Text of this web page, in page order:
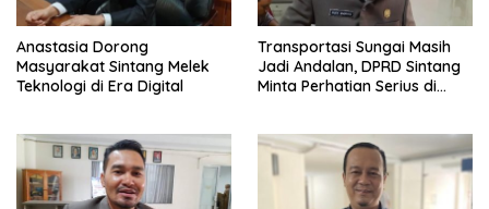
Anastasia Dorong
Masyarakat Sintang Melek
Teknologi di Era Digital
Transportasi Sungai Masih
Jadi Andalan, DPRD Sintang
Minta Perhatian Serius di